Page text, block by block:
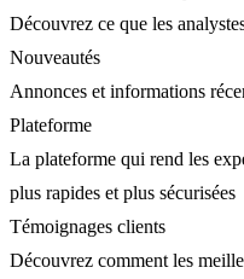
Découvrez ce que les
Nouveautés
Annonces et informations
Plateforme
La plateforme qui rend les
plus rapides et plus sécurisées
Témoignages clients
Découvrez comment les